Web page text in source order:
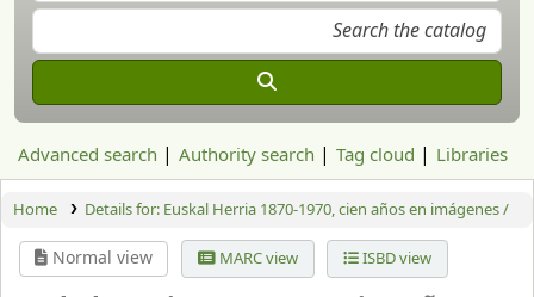
Advanced search Authority search Tag cloud Libraries
Home Details for: Euskal Herria 1870-1970, cien años en imágenes /
Normal view MARC view ISBD view